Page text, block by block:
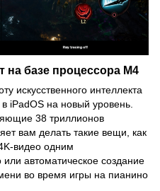
на базе процессора M4
искусственного интеллекта
iPadOS на новый уровень.
38 триллионов
вам делать такие вещи, как
видео одним
автоматическое создание
во время игры на пианино